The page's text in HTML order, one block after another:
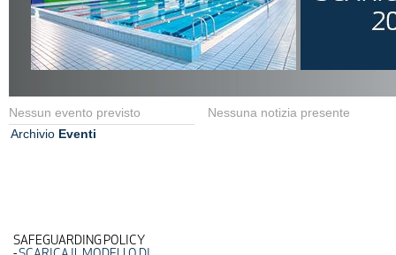
Nessun evento previsto
Archivio Eventi
Nessuna notizia presente
SAFEGUARDING POLICY